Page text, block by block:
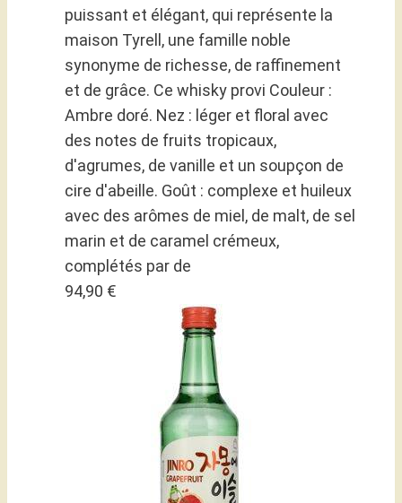
puissant et élégant, qui représente la
maison Tyrell, une famille noble
synonyme de richesse, de raffinement
et de grâce. Ce whisky provi Couleur :
Ambre doré. Nez : léger et floral avec
des notes de fruits tropicaux,
d'agrumes, de vanille et un soupçon de
cire d'abeille. Goût : complexe et huileux
avec des arômes de miel, de malt, de sel
marin et de caramel crémeux,
complétés par de
94,90 €